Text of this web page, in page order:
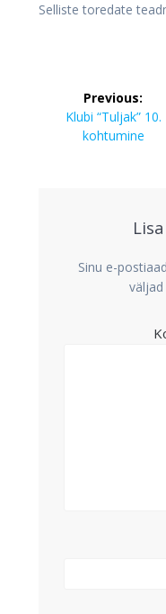
Selliste toredate
Previous:
Previous
post:
Klubi “Tuljak” 10.
kohtumine
Sinu e-